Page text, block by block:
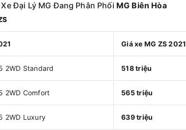
Đại Lý MG Đang Phân Phối MG Biên Hòa
Giá xe MG ZS 2021
2WD Standard 518 triệu
2WD Comfort 565 triệu
2WD Luxury 639 triệu